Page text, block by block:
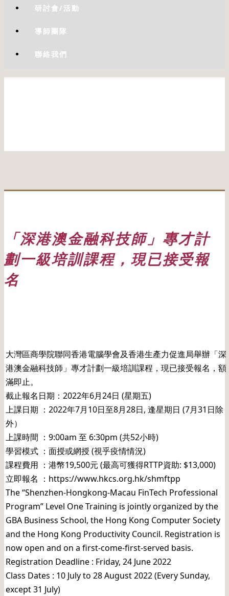
研討會/活動
導師團隊
聯絡我們
「深港澳金融科技師」專才計
劃一級培訓課程，現已接受報
名
大灣區商學院聯同香港電腦學會及香港生產力促進局舉辦「深
港澳金融科技師」專才計劃一級培訓課程，現已接受報名，額
滿即止。
截止報名日期：2022年6月24日 (星期五)
上課日期 ：2022年7月10日至8月28日, 逢星期日 (7月31日除
外）
上課時間 ：9:00am 至 6:30pm (共52小時)
學習模式 ：面授或網授 (視乎疫情情況)
課程費用 ：港幣19,500元 (最高可獲得RTTP資助: $13,000)
立即報名 ：https://www.hkcs.org.hk/shmftpp
The “Shenzhen-Hongkong-Macau FinTech Professional
Program” Level One Training is jointly organized by the
GBA Business School, the Hong Kong Computer Society
and the Hong Kong Productivity Council. Registration is
now open and on a first-come-first-served basis.
Registration Deadline : Friday, 24 June 2022
Class Dates : 10 July to 28 August 2022 (Every Sunday,
except 31 July)